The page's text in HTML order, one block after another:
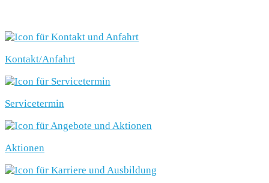
Kontakt/Anfahrt
Servicetermin
Aktionen